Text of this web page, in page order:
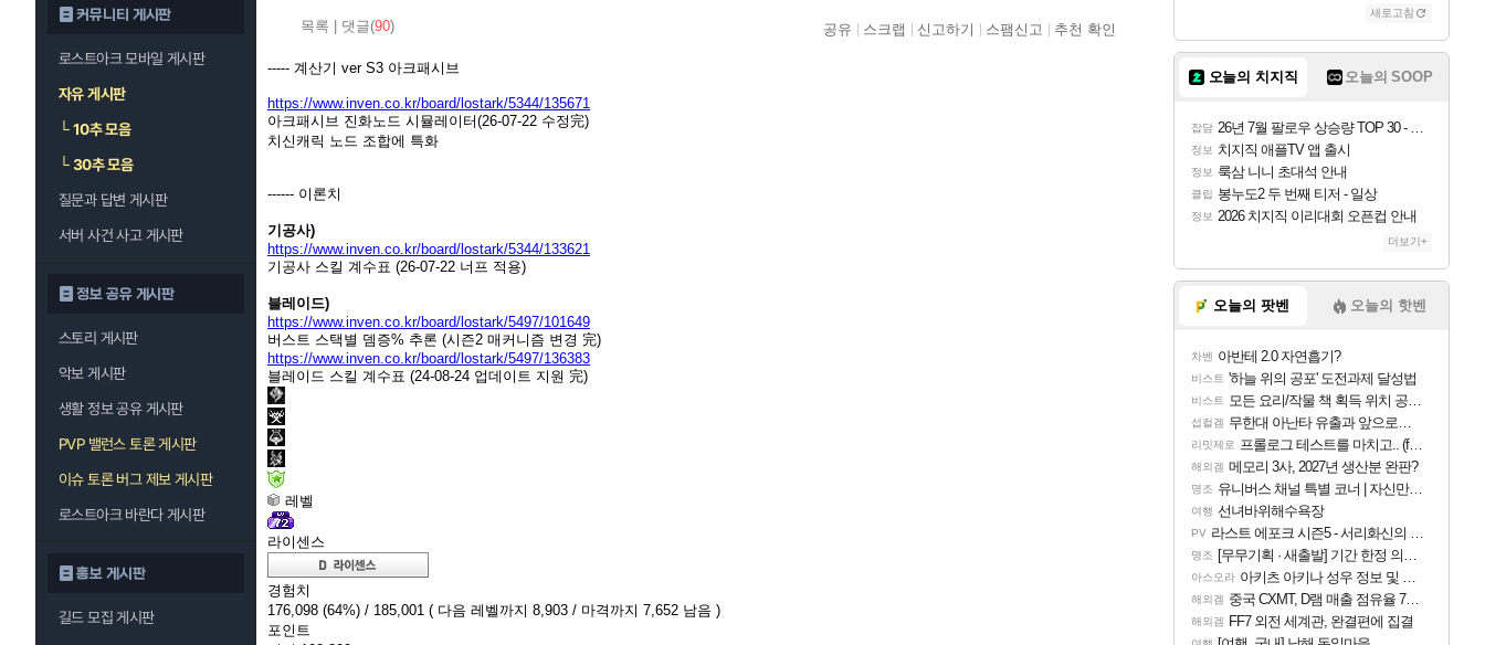
커뮤니티 게시판
로스트아크 모바일 게시판
자유 게시판
└10추 모음
└30추 모음
질문과 답변 게시판
서버 사건 사고 게시판
정보 공유 게시판
스토리 게시판
악보 게시판
생활 정보 공유 게시판
PVP 밸런스 토론 게시판
이슈 토론 버그 제보 게시판
로스트아크 바란다 게시판
홍보 게시판
길드 모집 게시판
목록 댓글(90) 공유 스크랩 신고하기 스팸신고 추천 확인
----- 계산기 ver S3 아크패시브
https://www.inven.co.kr/board/lostark/5344/135671
아크패시브 진화노드 시뮬레이터(26-07-22 수정完)
치신캐릭 노드 조합에 특화
------ 이론치
기공사)
https://www.inven.co.kr/board/lostark/5344/133621
기공사 스킬 계수표 (26-07-22 너프 적용)
블레이드)
https://www.inven.co.kr/board/lostark/5497/101649
버스트 스택별 뎀증% 추론 (시즌2 매커니즘 변경 完)
https://www.inven.co.kr/board/lostark/5497/136383
블레이드 스킬 계수표 (24-08-24 업데이트 지원 完)
레벨
라이센스
경험치
176,098 (64%) / 185,001 ( 다음 레벨까지 8,903 / 마격까지 7,652 남음 )
포인트
새로고침
오늘의 치지직 오늘의 SOOP
잡담 26년 7월 팔로우 상승량 TOP 30 - 월간 치지직
정보 치지직 애플TV 앱 출시
정보 룩삼 니니 초대석 안내
클립 봉누도2 두 번째 티저 - 일상
정보 2026 치지직 이리대회 오픈컵 안내
더보기+
오늘의 팟벤 오늘의 핫벤
차벤 아반테 2.0 자연흡기?
비스트 '하늘 위의 공포' 도전과제 달성법
비스트 모든 요리/작물 책 획득 위치 공략 (36개) - 미식가 도전과제
섭컬겜 무한대 아난타 유출과 앞으로의 예상 (루머)
리밋제로 프롤로그 테스트를 마치고.. (feat. 리아)
해외겜 메모리 3사, 2027년 생산분 완판?
명조 유니버스 채널 특별 코너 | 자신만의 스타일
여행 선녀바위해수욕장
PV 라스트 에포크 시즌5 - 서리화신의 분노 티저
명조 [무무기획 · 새출발] 기간 한정 의뢰 이벤트
아스오라 아키츠 아키나 성우 정보 및 주요 필모
해외겜 중국 CXMT, D램 매출 점유율 7%…글로벌 4위로 부상
해외겜 FF7 외전 세계관, 완결편에 집결